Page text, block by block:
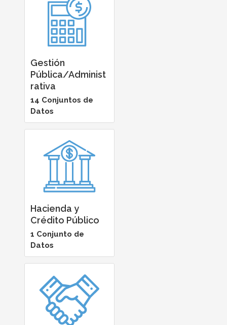
Gestión
Pública/Administ
rativa
14 Conjuntos de
Datos
Hacienda y
Crédito Público
1 Conjunto de
Datos